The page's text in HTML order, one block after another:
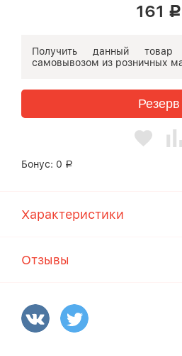
161 Р
Получить данный
самовывозом из розничных
Резерв
Бонус: 0 Р
Характеристики
Отзывы